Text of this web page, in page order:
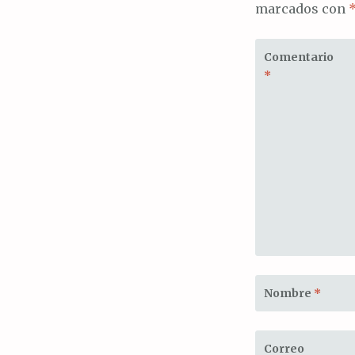
marcados con
Comentario
*
Nombre *
Correo